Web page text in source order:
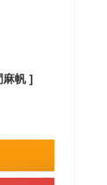
麻帆 ]